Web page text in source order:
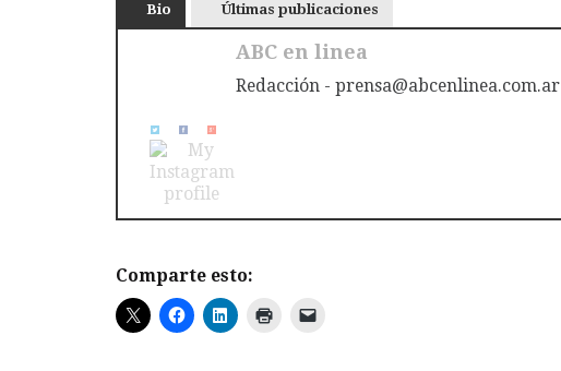
Bio Últimas publicaciones
ABC en linea
Redacción - prensa@abcenlinea.com.ar
Comparte esto: